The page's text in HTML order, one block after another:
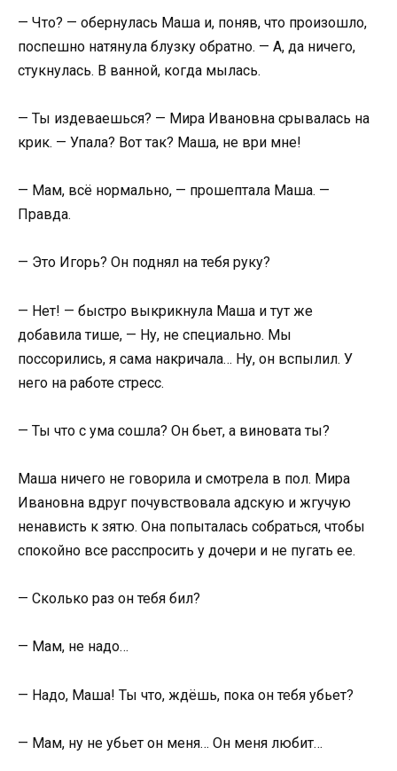
— Что? — обернулась Маша и, поняв, что произошло,
поспешно натянула блузку обратно. — А, да ничего,
стукнулась. В ванной, когда мылась.
— Ты издеваешься? — Мира Ивановна срывалась на
крик. — Упала? Вот так? Маша, не ври мне!
— Мам, всё нормально, — прошептала Маша. —
Правда.
— Это Игорь? Он поднял на тебя руку?
— Нет! — быстро выкрикнула Маша и тут же
добавила тише, — Ну, не специально. Мы
поссорились, я сама накричала… Ну, он вспылил. У
него на работе стресс.
— Ты что с ума сошла? Он бьет, а виновата ты?
Маша ничего не говорила и смотрела в пол. Мира
Ивановна вдруг почувствовала адскую и жгучую
ненависть к зятю. Она попыталась собраться, чтобы
спокойно все расспросить у дочери и не пугать ее.
— Сколько раз он тебя бил?
— Мам, не надо…
— Надо, Маша! Ты что, ждёшь, пока он тебя убьет?
— Мам, ну не убьет он меня… Он меня любит…